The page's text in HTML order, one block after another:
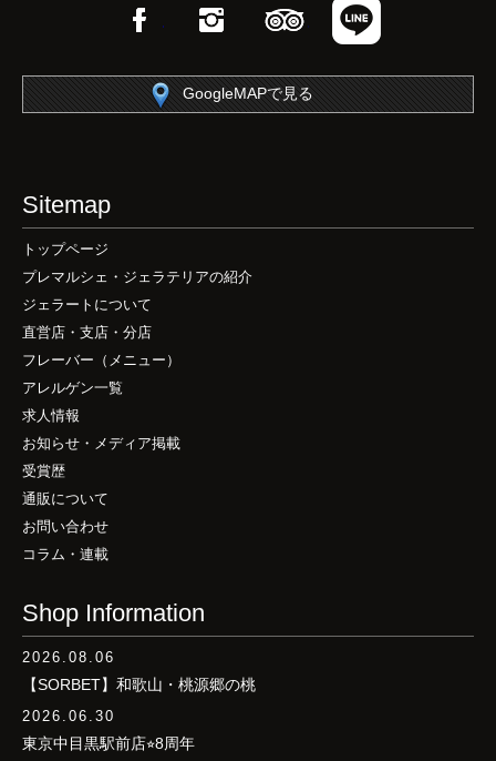
FacebookInstagramTripAdvisor
GoogleMAPで見る
Sitemap
トップページ
プレマルシェ・ジェラテリアの紹介
ジェラートについて
直営店・支店・分店
フレーバー（メニュー）
アレルゲン一覧
求人情報
お知らせ・メディア掲載
受賞歴
通販について
お問い合わせ
コラム・連載
Shop Information
2026.08.06
【SORBET】和歌山・桃源郷の桃
2026.06.30
東京中目黒駅前店⭐︎8周年